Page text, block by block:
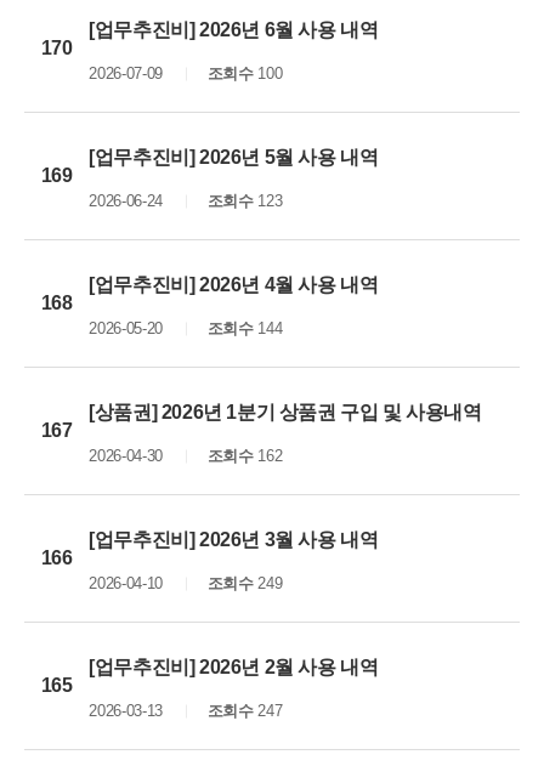
170
[업무추진비] 2026년 6월 사용 내역
2026-07-09 조회수100
169
[업무추진비] 2026년 5월 사용 내역
2026-06-24 조회수123
168
[업무추진비] 2026년 4월 사용 내역
2026-05-20 조회수144
167
[상품권] 2026년 1분기 상품권 구입 및 사용내역
2026-04-30 조회수162
166
[업무추진비] 2026년 3월 사용 내역
2026-04-10 조회수249
165
[업무추진비] 2026년 2월 사용 내역
2026-03-13 조회수247